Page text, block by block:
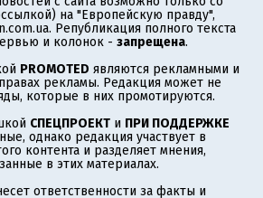
на "Европейскую правду",
Републикация полного текста
и колонок - запрещена.
PROMOTED являются рекламными и
рекламы. Редакция может не
которые в них промотируются.
СПЕЦПРОЕКТ и ПРИ ПОДДЕРЖКЕ
однако редакция участвует в
контента и разделяет мнения,
в этих материалах.
ответственности за факты и